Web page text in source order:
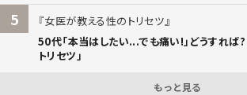
5
女医が教える性のトリセツ
50代「本当はしたい...でも痛い!」どうすれば
トリセツ」
もっと見る